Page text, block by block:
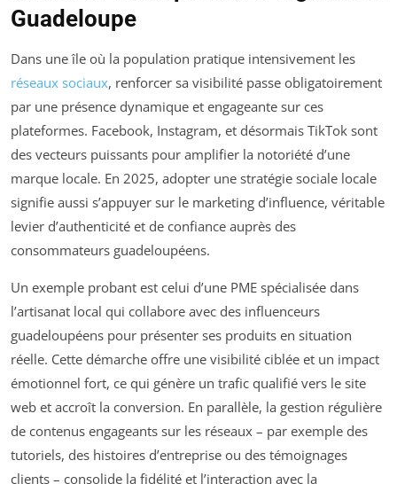
Guadeloupe
Dans une île où la population pratique intensivement les
réseaux sociaux, renforcer sa visibilité passe obligatoirement
par une présence dynamique et engageante sur ces
plateformes. Facebook, Instagram, et désormais TikTok sont
des vecteurs puissants pour amplifier la notoriété d’une
marque locale. En 2025, adopter une stratégie sociale locale
signifie aussi s’appuyer sur le marketing d’influence, véritable
levier d’authenticité et de confiance auprès des
consommateurs guadeloupéens.
Un exemple probant est celui d’une PME spécialisée dans
l’artisanat local qui collabore avec des influenceurs
guadeloupéens pour présenter ses produits en situation
réelle. Cette démarche offre une visibilité ciblée et un impact
émotionnel fort, ce qui génère un trafic qualifié vers le site
web et accroît la conversion. En parallèle, la gestion régulière
de contenus engageants sur les réseaux – par exemple des
tutoriels, des histoires d’entreprise ou des témoignages
clients – consolide la fidélité et l’interaction avec la